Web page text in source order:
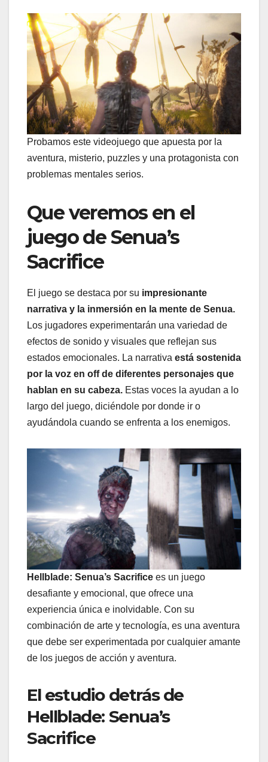
Probamos este videojuego que apuesta por la
aventura, misterio, puzzles y una protagonista con
problemas mentales serios.
Que veremos en el
juego de Senua’s
Sacrifice
El juego se destaca por su impresionante
narrativa y la inmersión en la mente de Senua.
Los jugadores experimentarán una variedad de
efectos de sonido y visuales que reflejan sus
estados emocionales. La narrativa está sostenida
por la voz en off de diferentes personajes que
hablan en su cabeza. Estas voces la ayudan a lo
largo del juego, diciéndole por donde ir o
ayudándola cuando se enfrenta a los enemigos.
Hellblade: Senua’s Sacrifice es un juego
desafiante y emocional, que ofrece una
experiencia única e inolvidable. Con su
combinación de arte y tecnología, es una aventura
que debe ser experimentada por cualquier amante
de los juegos de acción y aventura.
El estudio detrás de
Hellblade: Senua’s
Sacrifice